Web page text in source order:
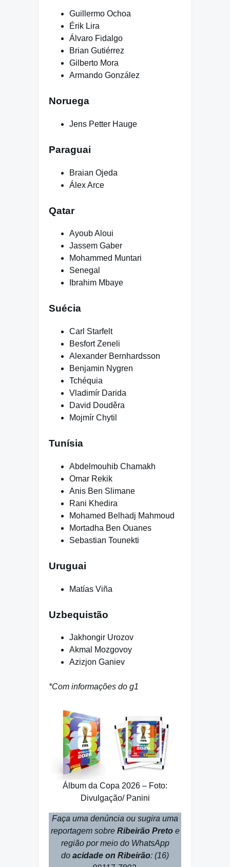
Guillermo Ochoa
Érik Lira
Álvaro Fidalgo
Brian Gutiérrez
Gilberto Mora
Armando González
Noruega
Jens Petter Hauge
Paraguai
Braian Ojeda
Álex Arce
Qatar
Ayoub Aloui
Jassem Gaber
Mohammed Muntari
Senegal
Ibrahim Mbaye
Suécia
Carl Starfelt
Besfort Zeneli
Alexander Bernhardsson
Benjamin Nygren
Tchéquia
Vladimír Darida
David Douděra
Mojmír Chytil
Tunísia
Abdelmouhib Chamakh
Omar Rekik
Anis Ben Slimane
Rani Khedira
Mohamed Belhadj Mahmoud
Mortadha Ben Ouanes
Sebastian Tounekti
Uruguai
Matías Viña
Uzbequistão
Jakhongir Urozov
Akmal Mozgovoy
Azizjon Ganiev
*Com informações do g1
Álbum da Copa 2026 – Foto:
Divulgação/ Panini
Faça uma denúncia ou sugira uma
reportagem sobre Ribeirão Preto e
região por meio do WhatsApp
do acidade on Ribeirão: (16)